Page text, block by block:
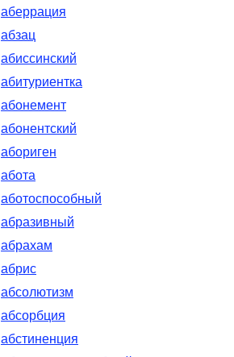
аберрация
абзац
абиссинский
абитуриентка
абонемент
абонентский
абориген
абота
аботоспособный
абразивный
абрахам
абрис
абсолютизм
абсорбция
абстиненция